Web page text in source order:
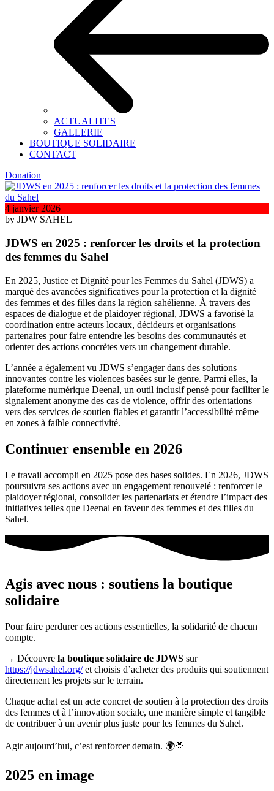
ACTUALITES
GALLERIE
BOUTIQUE SOLIDAIRE
CONTACT
Donation
4 janvier 2026
by JDW SAHEL
JDWS en 2025 : renforcer les droits et la protection
des femmes du Sahel
En 2025, Justice et Dignité pour les Femmes du Sahel (JDWS) a
marqué des avancées significatives pour la protection et la dignité
des femmes et des filles dans la région sahélienne. À travers des
espaces de dialogue et de plaidoyer régional, JDWS a favorisé la
coordination entre acteurs locaux, décideurs et organisations
partenaires pour faire entendre les besoins des communautés et
orienter des actions concrètes vers un changement durable.
L’année a également vu JDWS s’engager dans des solutions
innovantes contre les violences basées sur le genre. Parmi elles, la
plateforme numérique Deenal, un outil inclusif pensé pour faciliter le
signalement anonyme des cas de violence, offrir des orientations
vers des services de soutien fiables et garantir l’accessibilité même
en zones à faible connectivité.
Continuer ensemble en 2026
Le travail accompli en 2025 pose des bases solides. En 2026, JDWS
poursuivra ses actions avec un engagement renouvelé : renforcer le
plaidoyer régional, consolider les partenariats et étendre l’impact des
initiatives telles que Deenal en faveur des femmes et des filles du
Sahel.
Agis avec nous : soutiens la boutique
solidaire
Pour faire perdurer ces actions essentielles, la solidarité de chacun
compte.
→ Découvre la boutique solidaire de JDWS sur
https://jdwsahel.org/et choisis d’acheter des produits qui soutiennent
directement les projets sur le terrain.
Chaque achat est un acte concret de soutien à la protection des droits
des femmes et à l’innovation sociale, une manière simple et tangible
de contribuer à un avenir plus juste pour les femmes du Sahel.
Agir aujourd’hui, c’est renforcer demain. 🌍💛
2025 en image